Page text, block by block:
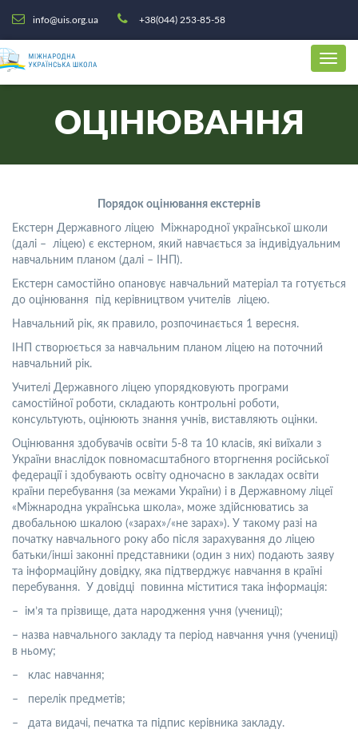
info@uis.org.ua +38(044) 253-85-58
ОЦІНЮВАННЯ
Порядок оцінювання екстернів
Екстерн Державного ліцею Міжнародної української школи
(далі – ліцею) є екстерном, який навчається за індивідуальним
навчальним планом (далі – ІНП).
Екстерн самостійно опановує навчальний матеріал та готується
до оцінювання під керівництвом учителів ліцею.
Навчальний рік, як правило, розпочинається 1 вересня.
ІНП створюється за навчальним планом ліцею на поточний
навчальний рік.
Учителі Державного ліцею упорядковують програми
самостійної роботи, складають контрольні роботи,
консультують, оцінюють знання учнів, виставляють оцінки.
Оцінювання здобувачів освіти 5-8 та 10 класів, які виїхали з
України внаслідок повномасштабного вторгнення російської
федерації і здобувають освіту одночасно в закладах освіти
країни перебування (за межами України) і в Державному ліцеї
«Міжнародна українська школа», може здійснюватись за
двобальною шкалою («зарах»/«не зарах»). У такому разі на
початку навчального року або після зарахування до ліцею
батьки/інші законні представники (один з них) подають заяву
та інформаційну довідку, яка підтверджує навчання в країні
перебування. У довідці повинна міститися така інформація:
– ім’я та прізвище, дата народження учня (учениці);
– назва навчального закладу та період навчання учня (учениці)
в ньому;
– клас навчання;
– перелік предметів;
– дата видачі, печатка та підпис керівника закладу.